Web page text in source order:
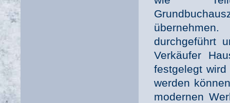
durchgeführt
Verkäufer
festgelegt
werden
modernen